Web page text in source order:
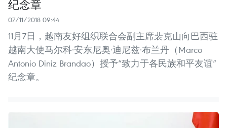
纪念章
07/11/2018 09:44
11月7日，越南友好组织联合会副主席裴克山向巴西驻
越南大使马尔科·安东尼奥·迪尼兹·布兰丹（Marco
Antonio Diniz Brandao）授予“致力于各民族和平友谊”
纪念章。